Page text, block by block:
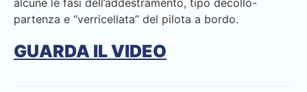
alcune le fasi dell’addestramento, tipo decollo-
partenza e “verricellata” del pilota a bordo.
GUARDA IL VIDEO